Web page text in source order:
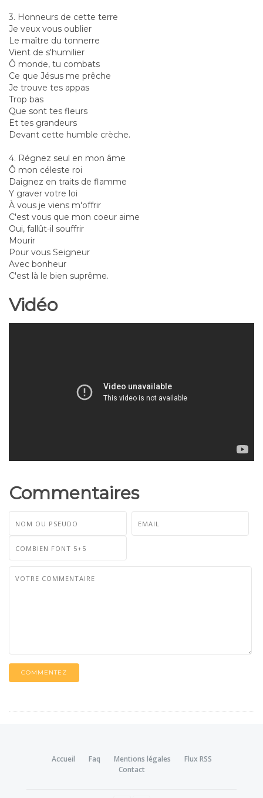
3. Honneurs de cette terre
Je veux vous oublier
Le maître du tonnerre
Vient de s'humilier
Ô monde, tu combats
Ce que Jésus me prêche
Je trouve tes appas
Trop bas
Que sont tes fleurs
Et tes grandeurs
Devant cette humble crèche.
4. Régnez seul en mon âme
Ô mon céleste roi
Daignez en traits de flamme
Y graver votre loi
À vous je viens m'offrir
C'est vous que mon coeur aime
Oui, fallût-il souffrir
Mourir
Pour vous Seigneur
Avec bonheur
C'est là le bien suprême.
Vidéo
Commentaires
COMMENTEZ
Accueil Faq Mentions légales
Flux RSS
Contact